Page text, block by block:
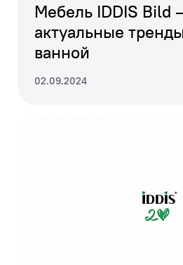
Мебель IDDIS Bild
актуальные
ванной
02.09.2024